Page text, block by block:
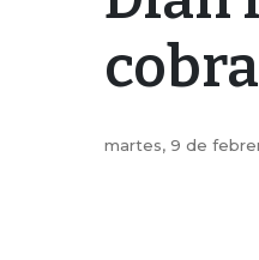
martes, 9 de